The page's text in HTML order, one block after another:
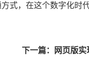
式，在这个数字化时
下一篇：网页版